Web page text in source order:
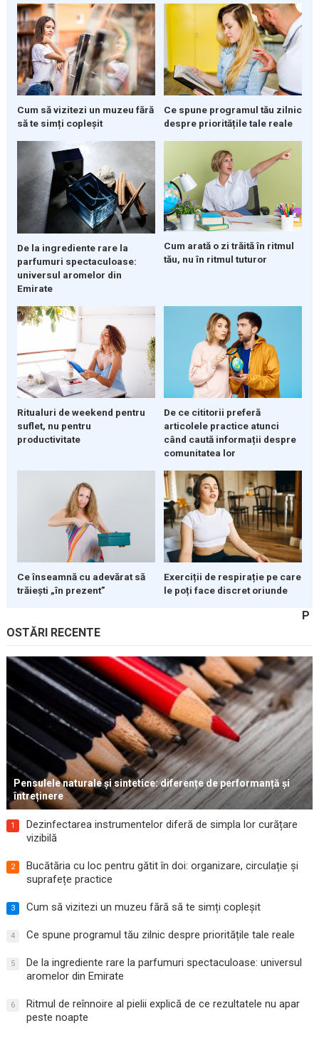
Cum să vizitezi un muzeu fără
să te simți copleșit
Ce spune programul tău zilnic
despre prioritățile tale reale
De la ingrediente rare la
parfumuri spectaculoase:
universul aromelor din
Emirate
Cum arată o zi trăită în ritmul
tău, nu în ritmul tuturor
Ritualuri de weekend pentru
suflet, nu pentru
productivitate
De ce cititorii preferă
articolele practice atunci
când caută informații despre
comunitatea lor
Ce înseamnă cu adevărat să
trăiești „în prezent”
Exerciții de respirație pe care
le poți face discret oriunde
P
OSTĂRI RECENTE
Pensulele naturale și sintetice: diferențe de performanță și
întreținere
1
Dezinfectarea instrumentelor diferă de simpla lor curățare
vizibilă
2
Bucătăria cu loc pentru gătit în doi: organizare, circulație și
suprafețe practice
3 Cum să vizitezi un muzeu fără să te simți copleșit
4 Ce spune programul tău zilnic despre prioritățile tale reale
5
De la ingrediente rare la parfumuri spectaculoase: universul
aromelor din Emirate
6
Ritmul de reînnoire al pielii explică de ce rezultatele nu apar
peste noapte